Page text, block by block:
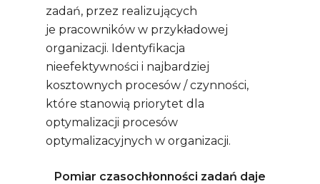
zadań, przez realizujących
je pracowników w przykładowej
organizacji. Identyfikacja
nieefektywności i najbardziej
kosztownych procesów / czynności,
które stanowią priorytet dla
optymalizacji procesów
optymalizacyjnych w organizacji.
Pomiar czasochłonności zadań daje